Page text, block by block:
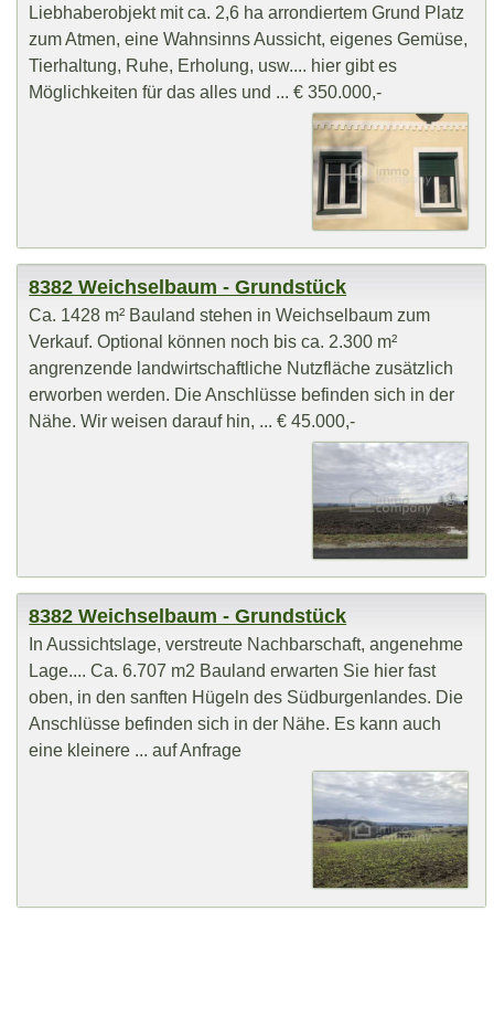
Liebhaberobjekt mit ca. 2,6 ha arrondiertem Grund Platz
zum Atmen, eine Wahnsinns Aussicht, eigenes Gemüse,
Tierhaltung, Ruhe, Erholung, usw.... hier gibt es
Möglichkeiten für das alles und ... € 350.000,-
8382 Weichselbaum - Grundstück
Ca. 1428 m² Bauland stehen in Weichselbaum zum
Verkauf. Optional können noch bis ca. 2.300 m²
angrenzende landwirtschaftliche Nutzfläche zusätzlich
erworben werden. Die Anschlüsse befinden sich in der
Nähe. Wir weisen darauf hin, ... € 45.000,-
8382 Weichselbaum - Grundstück
In Aussichtslage, verstreute Nachbarschaft, angenehme
Lage.... Ca. 6.707 m2 Bauland erwarten Sie hier fast
oben, in den sanften Hügeln des Südburgenlandes. Die
Anschlüsse befinden sich in der Nähe. Es kann auch
eine kleinere ... auf Anfrage